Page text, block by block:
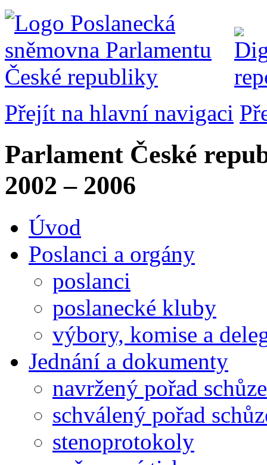
Přejít na hlavní navigaci
Parlament České
2002 – 2006
Úvod
Poslanci a orgány
poslanci
poslanecké kluby
výbory, komise a
Jednání a dokumenty
navržený pořad schůze
schválený pořad
stenoprotokoly